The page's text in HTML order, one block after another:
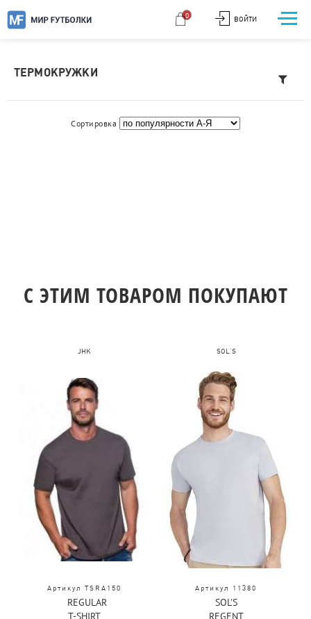
ВОЙТИ
0
ТЕРМОКРУЖКИ
Сортировка
C ЭТИМ ТОВАРОМ ПОКУПАЮТ
JHK
Артикул TSRA150
REGULAR
T-SHIRT
SOL'S
Артикул 11380
SOL'S
REGENT